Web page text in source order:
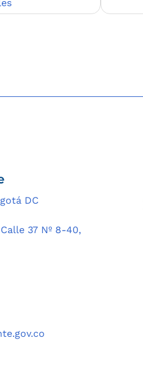
DC
Calle 37 Nº 8-40,